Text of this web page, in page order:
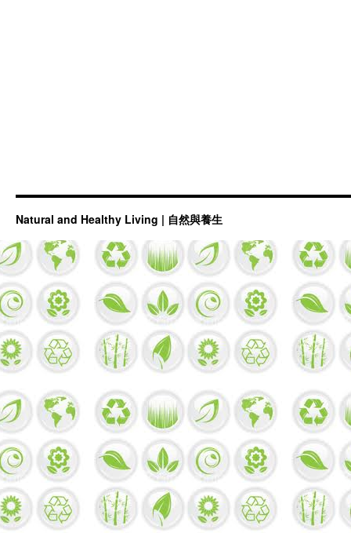
Natural and Healthy Living | 自然與養生